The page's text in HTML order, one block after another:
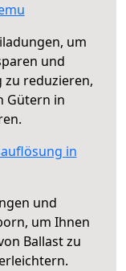
um
und
reduzieren,
Gütern in
in
und
um Ihnen
Ballast zu